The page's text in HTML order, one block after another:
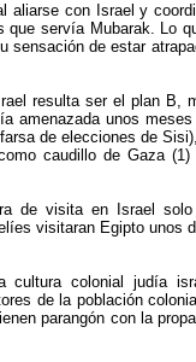
aliarse con Israel y
servía Mubarak. Lo
de estar
resulta ser el plan B,
amenazada unos
de elecciones de
caudillo de Gaza
de visita en Israel
visitaran Egipto unos
cultura colonial judía
de la población
parangón con la